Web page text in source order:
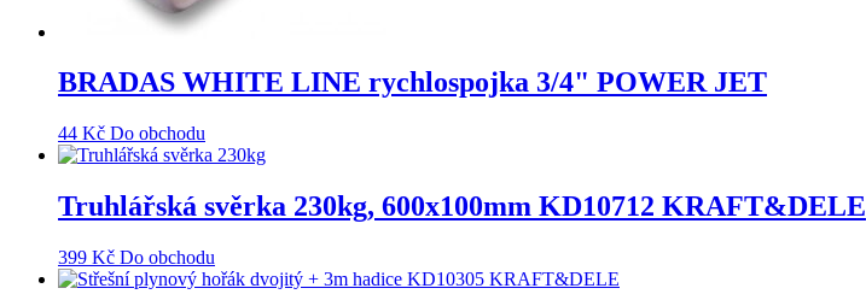
BRADAS WHITE LINE rychlospojka 3/4" POWER JET
44 Kč Do obchodu
Truhlářská svěrka 230kg, 600x100mm KD10712 KRAFT&DELE
399 Kč Do obchodu